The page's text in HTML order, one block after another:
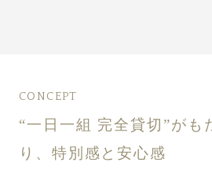
CONCEPT
“一日一組 完全貸切”がも
り、特別感と安心感